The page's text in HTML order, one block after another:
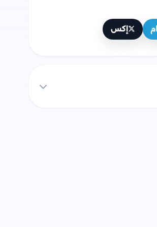
والتعليم
في الفيزياء (كتاب
إكس